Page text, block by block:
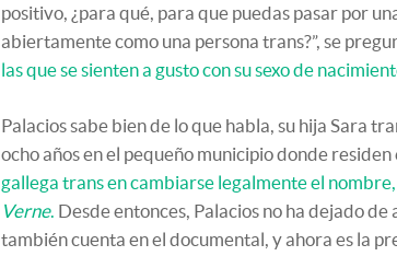
positivo, ¿para qué, para que puedas pasar por
abiertamente como una persona trans?”, se
las que se sienten a gusto con su sexo de
Palacios sabe bien de lo que habla, su hija Sara
ocho años en el pequeño municipio donde residen
gallega trans en cambiarse legalmente el
Verne. Desde entonces, Palacios no ha dejado
también cuenta en el documental, y ahora es la